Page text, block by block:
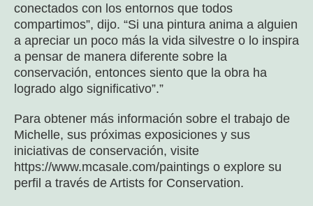
conectados con los entornos que todos
compartimos”, dijo. “Si una pintura anima a alguien
a apreciar un poco más la vida silvestre o lo inspira
a pensar de manera diferente sobre la
conservación, entonces siento que la obra ha
logrado algo significativo”.”
Para obtener más información sobre el trabajo de
Michelle, sus próximas exposiciones y sus
iniciativas de conservación, visite
https://www.mcasale.com/paintings o explore su
perfil a través de Artists for Conservation.